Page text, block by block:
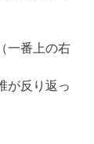
一番上の右
が反り返っ